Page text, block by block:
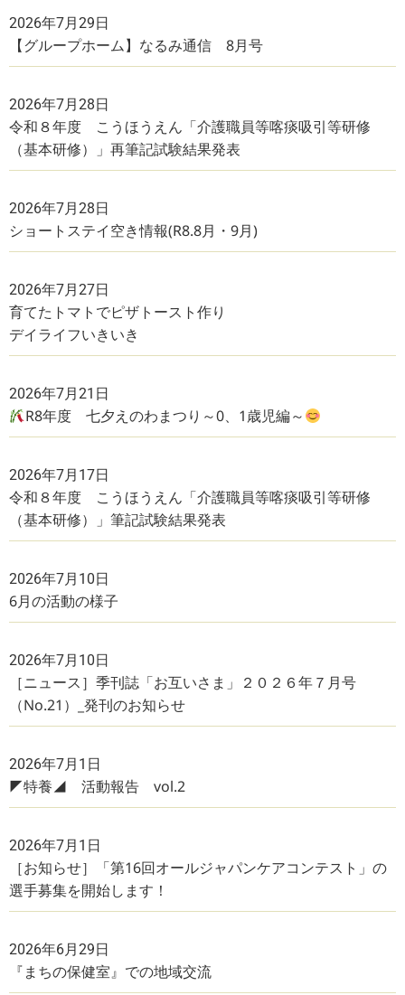
2026年7月29日
【グループホーム】なるみ通信 8月号
2026年7月28日
令和８年度 こうほうえん「介護職員等喀痰吸引等研修
（基本研修）」再筆記試験結果発表
2026年7月28日
ショートステイ空き情報(R8.8月・9月)
2026年7月27日
育てたトマトでピザトースト作り
デイライフいきいき
2026年7月21日
R8年度 七夕えのわまつり～0、1歳児編～
2026年7月17日
令和８年度 こうほうえん「介護職員等喀痰吸引等研修
（基本研修）」筆記試験結果発表
2026年7月10日
6月の活動の様子
2026年7月10日
［ニュース］季刊誌「お互いさま」２０２６年７月号
（No.21）_発刊のお知らせ
2026年7月1日
◤特養◢ 活動報告 vol.2
2026年7月1日
［お知らせ］「第16回オールジャパンケアコンテスト」の
選手募集を開始します！
2026年6月29日
『まちの保健室』での地域交流